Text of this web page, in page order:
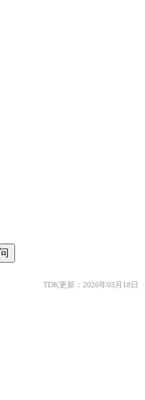
TDK更新：2026年03月18日